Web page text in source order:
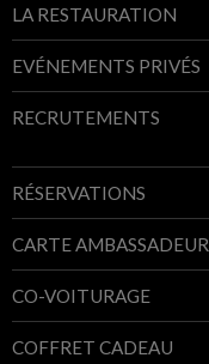
LA RESTAURATION
EVÉNEMENTS PRIVÉS
RECRUTEMENTS
RÉSERVATIONS
CARTE AMBASSADEUR
CO-VOITURAGE
COFFRET CADEAU